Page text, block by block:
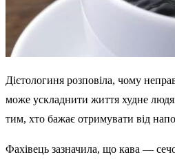
Дієтологиня розповіла, чому
може ускладнити життя худне
тим, хто бажає отримувати від
Фахівець зазначила, що кава —